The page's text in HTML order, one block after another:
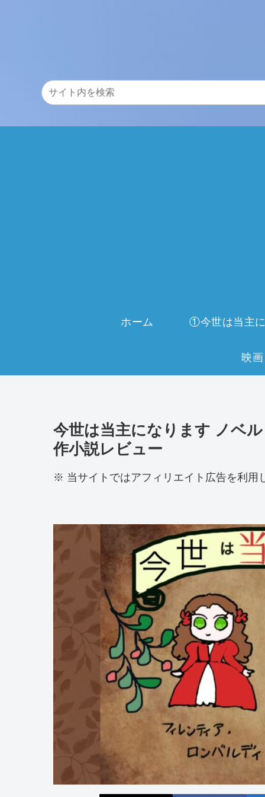
ホーム
今世は当主になります ノベ
作小説レビュー
※ 当サイトではアフィリエイト広告を利用